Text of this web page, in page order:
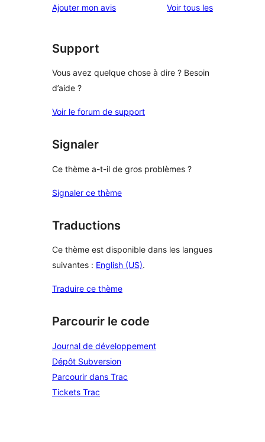
étoile
2
à
étoile
Ajouter mon avis Voir tous lesavis
Support
Vous avez quelque chose à dire ? Besoin
d’aide ?
Voir le forum de support
Signaler
Ce thème a-t-il de gros problèmes ?
Signaler ce thème
Traductions
Ce thème est disponible dans les langues
suivantes : English (US).
Traduire ce thème
Parcourir le code
Journal de développement
Dépôt Subversion
Parcourir dans Trac
Tickets Trac